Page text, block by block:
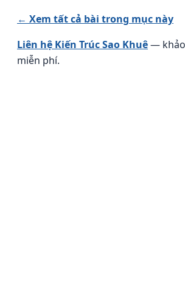
← Xem tất cả bài trong mục này
Liên hệ Kiến Trúc Sao Khuê—
miễn phí.